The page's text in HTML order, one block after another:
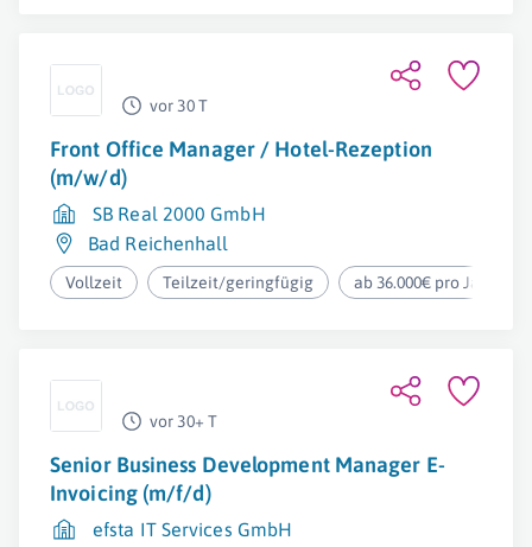
vor 30 T
Front Office Manager / Hotel-Rezeption
(m/w/d)
SB Real 2000 GmbH
Bad Reichenhall
Vollzeit Teilzeit/geringfügig ab 36.000€ pro Jahr
vor 30+ T
Senior Business Development Manager E-
Invoicing (m/f/d)
efsta IT Services GmbH